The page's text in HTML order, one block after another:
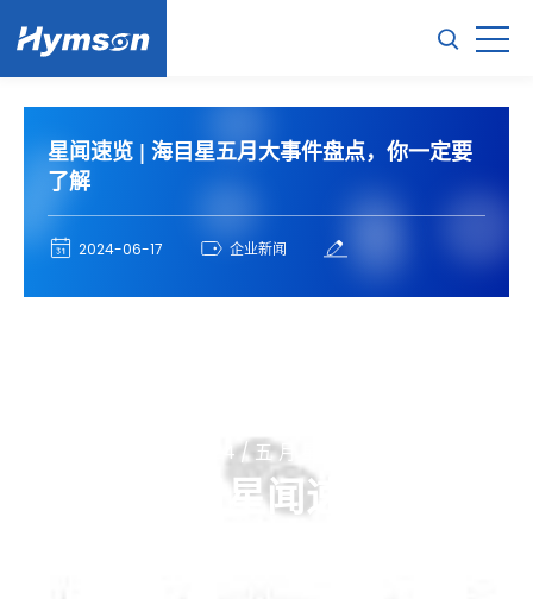
星闻速览 | 海目星五月大事件盘点，你一定要
了解
2024-06-17 企业新闻
每月星闻速览
2024 / 五 月 星 闻